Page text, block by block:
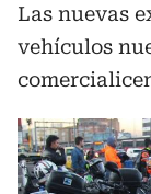
Las nuevas
vehículos